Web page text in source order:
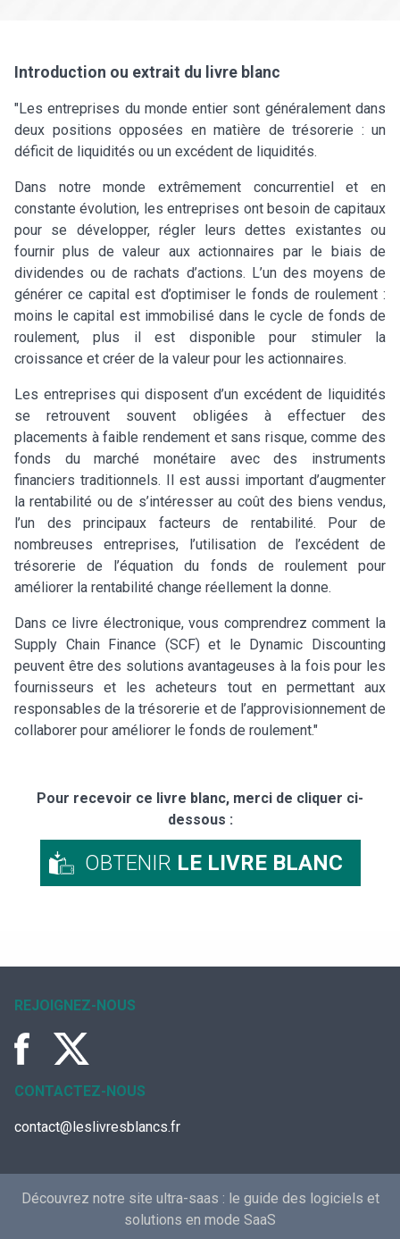
Introduction ou extrait du livre blanc
"Les entreprises du monde entier sont généralement dans
deux positions opposées en matière de trésorerie : un
déficit de liquidités ou un excédent de liquidités.
Dans notre monde extrêmement concurrentiel et en
constante évolution, les entreprises ont besoin de capitaux
pour se développer, régler leurs dettes existantes ou
fournir plus de valeur aux actionnaires par le biais de
dividendes ou de rachats d’actions. L’un des moyens de
générer ce capital est d’optimiser le fonds de roulement :
moins le capital est immobilisé dans le cycle de fonds de
roulement, plus il est disponible pour stimuler la
croissance et créer de la valeur pour les actionnaires.
Les entreprises qui disposent d’un excédent de liquidités
se retrouvent souvent obligées à effectuer des
placements à faible rendement et sans risque, comme des
fonds du marché monétaire avec des instruments
financiers traditionnels. Il est aussi important d’augmenter
la rentabilité ou de s’intéresser au coût des biens vendus,
l’un des principaux facteurs de rentabilité. Pour de
nombreuses entreprises, l’utilisation de l’excédent de
trésorerie de l’équation du fonds de roulement pour
améliorer la rentabilité change réellement la donne.
Dans ce livre électronique, vous comprendrez comment la
Supply Chain Finance (SCF) et le Dynamic Discounting
peuvent être des solutions avantageuses à la fois pour les
fournisseurs et les acheteurs tout en permettant aux
responsables de la trésorerie et de l’approvisionnement de
collaborer pour améliorer le fonds de roulement."
Pour recevoir ce livre blanc, merci de cliquer ci-
dessous :
OBTENIR LE LIVRE BLANC
REJOIGNEZ-NOUS
CONTACTEZ-NOUS
contact@leslivresblancs.fr
Découvrez notre site ultra-saas : le guide des logiciels et
solutions en mode SaaS